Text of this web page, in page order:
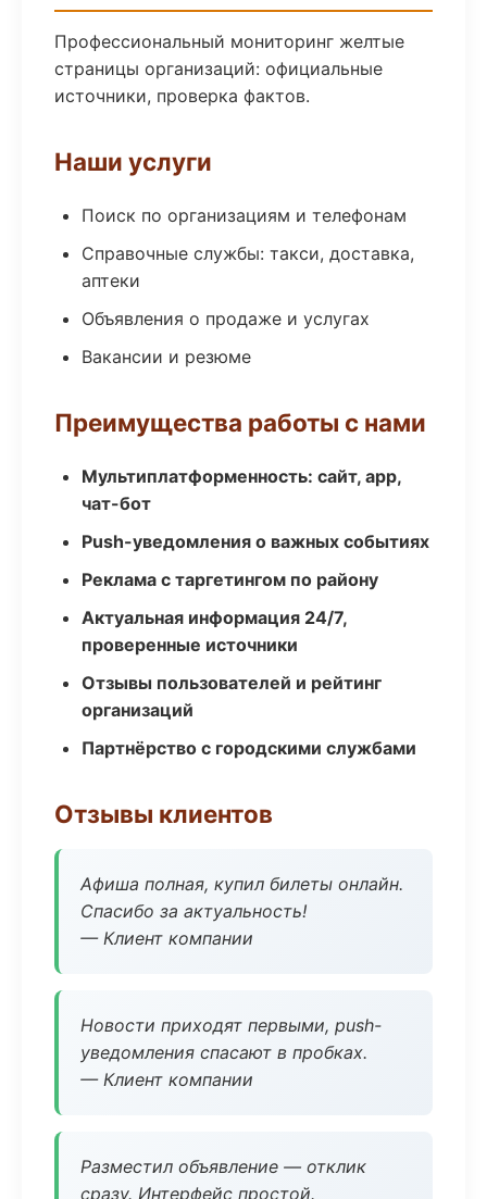
Профессиональный мониторинг желтые
страницы организаций: официальные
источники, проверка фактов.
Наши услуги
Поиск по организациям и телефонам
Справочные службы: такси, доставка,
аптеки
Объявления о продаже и услугах
Вакансии и резюме
Преимущества работы с нами
Мультиплатформенность: сайт, app,
чат-бот
Push-уведомления о важных событиях
Реклама с таргетингом по району
Актуальная информация 24/7,
проверенные источники
Отзывы пользователей и рейтинг
организаций
Партнёрство с городскими службами
Отзывы клиентов
Афиша полная, купил билеты онлайн.
Спасибо за актуальность!
— Клиент компании
Новости приходят первыми, push-
уведомления спасают в пробках.
— Клиент компании
Разместил объявление — отклик
сразу. Интерфейс простой.